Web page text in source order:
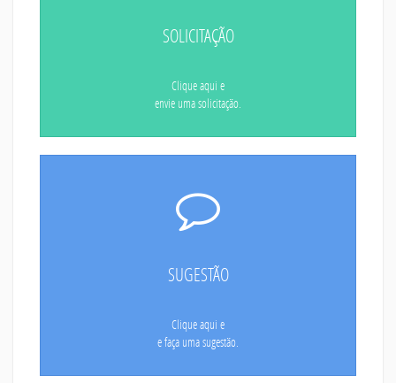
SOLICITAÇÃO
Clique aqui e
envie uma solicitação.
SUGESTÃO
Clique aqui e
e faça uma sugestão.